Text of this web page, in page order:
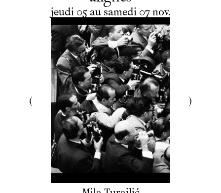
du
jeudi
jeudi 05 au au
samedi
samedi 07 novembre
nov.